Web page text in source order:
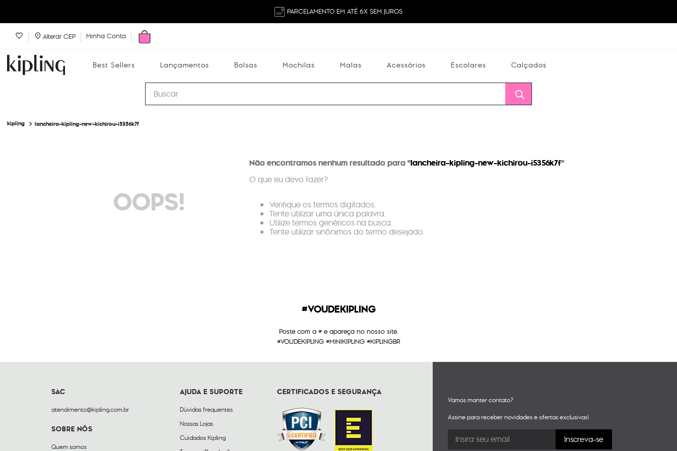
PARCELAMENTO EM ATÉ 6X SEM JUROS
Alterar CEP Minha Conta
Best Sellers Lançamentos Bolsas Mochilas Malas Acessórios Escolares Calçados
Buscar
Best Sellers Lançamentos
lancheira-kipling-new-kichirou-i5356k7f
OOPS!
Não encontramos nenhum resultado para "lancheira-kipling-new-kichirou-i5356k7f"
O que eu devo fazer?
Verifique os termos digitados.
Tente utilizar uma única palavra.
Utilize termos genéricos na busca.
Tente utilizar sinônimos do termo desejado.
#VOUDEKIPLING
Poste com a # e apareça no nosso site.
#VOUDEKIPLING #MINIKIPLING #KIPLINGBR
SAC
atendimento@kipling.com.br
SOBRE NÓS
Quem somos
AJUDA E SUPORTE
Dúvidas frequentes
Nossas Lojas
Cuidados Kipling
CERTIFICADOS E SEGURANÇA
Vamos manter contato?
Assine para receber novidades e ofertas exclusivas!